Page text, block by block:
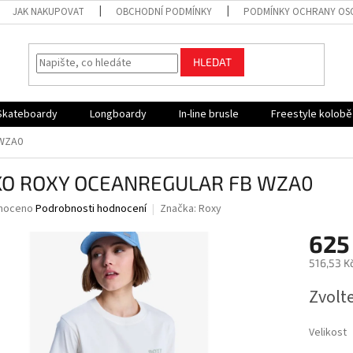
JAK NAKUPOVAT OBCHODNÍ PODMÍNKY PODMÍNKY OCHRANY
HLEDAT
Longboardy In-line brusle Freestyle
ROXY OCEANREGULAR FB WZA0
Podrobnosti hodnocení Značka: Roxy
516,53
cena:
Velikost